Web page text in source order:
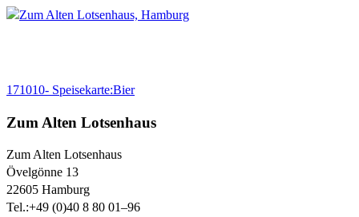
171010- Speisekarte:Bier
Zum Alten Lotsenhaus
Zum Alten Lotsenhaus
Övelgönne 13
22605 Hamburg
Tel.:+49 (0)40 8 80 01–96